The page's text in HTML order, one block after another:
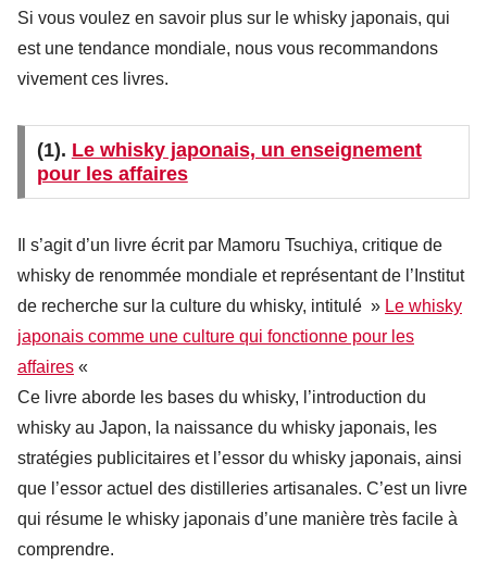
Si vous voulez en savoir plus sur le whisky japonais, qui
est une tendance mondiale, nous vous recommandons
vivement ces livres.
(1). Le whisky japonais, un enseignement
pour les affaires
Il s’agit d’un livre écrit par Mamoru Tsuchiya, critique de
whisky de renommée mondiale et représentant de l’Institut
de recherche sur la culture du whisky, intitulé » Le whisky
japonais comme une culture qui fonctionne pour les
affaires «
Ce livre aborde les bases du whisky, l’introduction du
whisky au Japon, la naissance du whisky japonais, les
stratégies publicitaires et l’essor du whisky japonais, ainsi
que l’essor actuel des distilleries artisanales. C’est un livre
qui résume le whisky japonais d’une manière très facile à
comprendre.